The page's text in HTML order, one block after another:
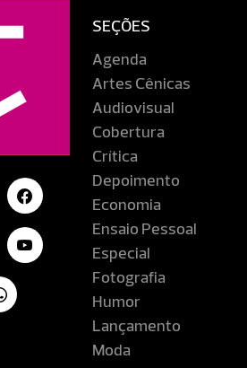
SEÇÕES
Agenda
Artes Cênicas
Audiovisual
Cobertura
Crítica
Depoimento
Economia
Ensaio Pessoal
Especial
Fotografia
Humor
Lançamento
Moda